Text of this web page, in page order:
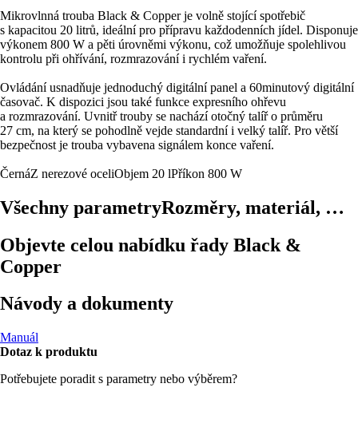
Mikrovlnná trouba Black & Copper je volně stojící spotřebič
s kapacitou 20 litrů, ideální pro přípravu každodenních jídel. Disponuje
výkonem 800 W a pěti úrovněmi výkonu, což umožňuje spolehlivou
kontrolu při ohřívání, rozmrazování i rychlém vaření.
Ovládání usnadňuje jednoduchý digitální panel a 60minutový digitální
časovač. K dispozici jsou také funkce expresního ohřevu
a rozmrazování. Uvnitř trouby se nachází otočný talíř o průměru
27 cm, na který se pohodlně vejde standardní i velký talíř. Pro větší
bezpečnost je trouba vybavena signálem konce vaření.
ČernáZ nerezové oceliObjem 20 lPříkon 800 W
Všechny parametryRozměry, materiál, …
Objevte celou nabídku řady Black &
Copper
Návody a dokumenty
Manuál
Dotaz k produktu
Potřebujete poradit s parametry nebo výběrem?